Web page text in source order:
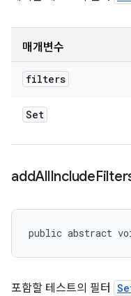
매개변수
filters
Set
addAllInclude
public abstract
포함할 테스트의 필터